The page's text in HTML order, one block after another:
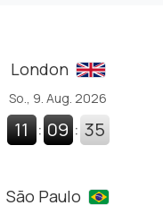
London
So., 9. Aug. 2026
11 : 09 : 36
São Paulo